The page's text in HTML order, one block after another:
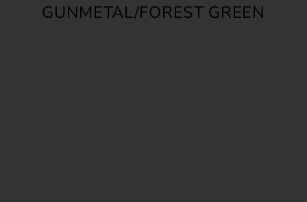
GUNMETAL/FOREST GREEN